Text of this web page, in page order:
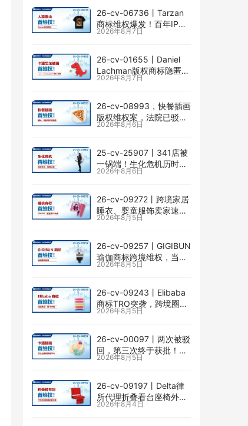
26-cv-06736㇑Tarzan
商标维权爆发！百年IP下
场TRO横扫多个类目
2026年8月7日
26-cv-01655㇑Daniel
Lachman版权商标隐匿维
权，I am… unstoppable
2026年8月7日
26-cv-08993，快餐插画
版权维权案，法院已驳回
批量合并，剩余商家不要
2026年8月6日
25-cv-25907㇑341店被
一锅端！生化危机历时半
年TRO传票已发，8月24
2026年8月6日
26-cv-09272㇑跨境家居
睡衣、婴童服饰卖家速自
查CENLYE商标滥用情况
2026年8月5日
26-cv-09257㇑GIGIBUN
瑜伽商标跨境维权，当心
TRO冻结风险
2026年8月5日
26-cv-09243㇑Elibaba
商标TRO突袭，跨境圈内
卷持续升级
2026年8月5日
26-cv-00097㇑两次被驳
回，第三次终于获批！几
乎被遗忘的Senay
全面来袭
2026年8月5日
26-cv-09197㇑Delta律
所代理折叠看台座椅外观
专利维权，11个亚马逊卖
2026年8月4日